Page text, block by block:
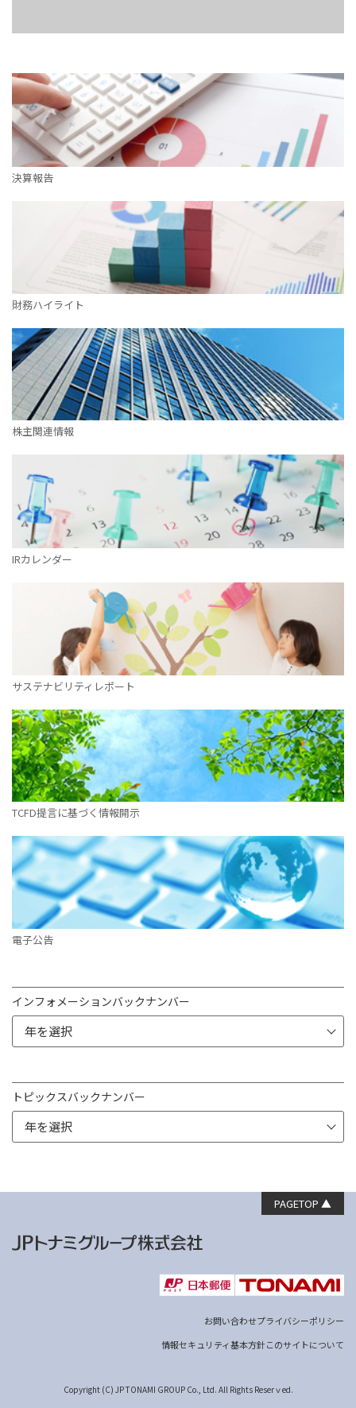
決算報告
財務ハイライト
株主関連情報
IRカレンダー
サステナビリティレポート
TCFD提言に基づく情報開示
電子公告
インフォメーションバックナンバー
トピックスバックナンバー
PAGETOP ▲
お問い合わせプライバシーポリシー
情報セキュリティ基本方針このサイトについて
Copyright (C) JP TONAMI GROUP Co., Ltd. All Rights Reserｖed.